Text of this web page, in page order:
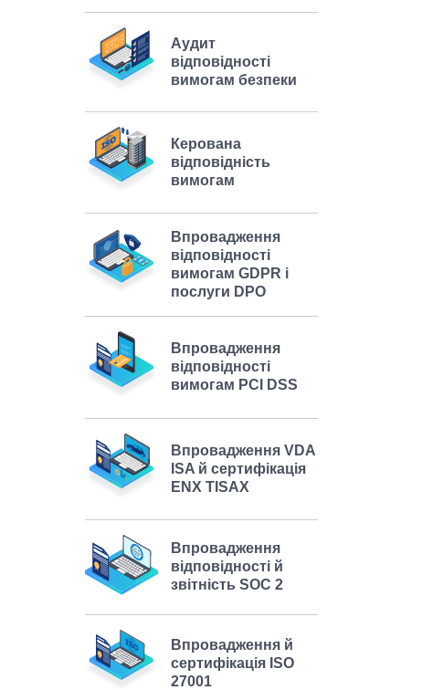
Аудит
відповідності
вимогам безпеки
Керована
відповідність
вимогам
Впровадження
відповідності
вимогам GDPR і
послуги DPO
Впровадження
відповідності
вимогам PCI DSS
Впровадження VDA
ISA й сертифікація
ENX TISAX
Впровадження
відповідності й
звітність SOC 2
Впровадження й
сертифікація ISO
27001